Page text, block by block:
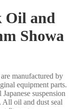
Oil and
Showa
manufactured by
equipment parts.
suspension
oil and dust seal